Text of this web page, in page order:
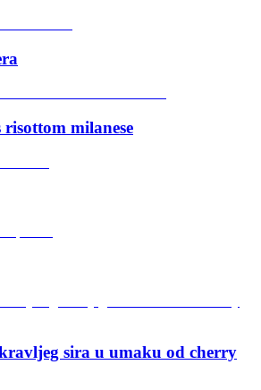
risottom milanese
sira u umaku od cherry